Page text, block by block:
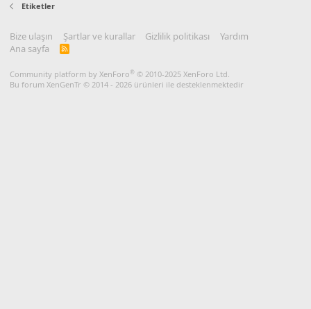
Etiketler
Bize ulaşın Şartlar ve kurallar Gizlilik politikası
Yardım
Ana sayfa
R
Community platform by XenForo® © 2010-2025 XenForo Ltd.
Bu forum XenGenTr © 2014 - 2026 ürünleri ile desteklenmektedir